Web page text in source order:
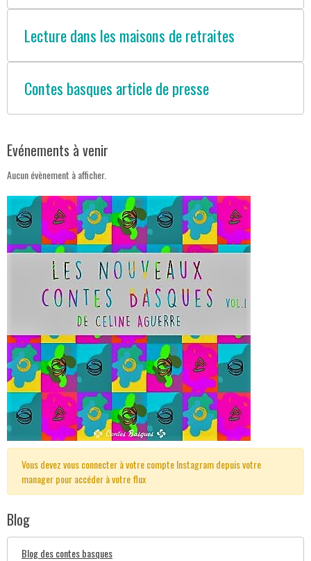
Lecture dans les maisons de retraites
Contes basques article de presse
Evénements à venir
Aucun évènement à afficher.
Vous devez vous connecter à votre compte Instagram depuis votre
manager pour accéder à votre flux
Blog
Blog des contes basques